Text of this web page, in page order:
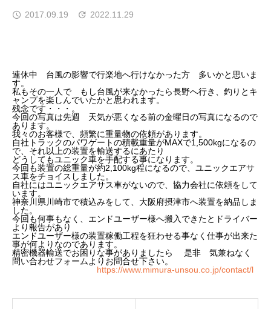
2017.09.19 2022.11.29
連休中 台風の影響で行楽地へ行けなかった方 多いかと思いま
す。
私もその一人で もし台風が来なかったら長野へ行き、釣りとキ
ャンプを楽しんでいたかと思われます。
残念です・・・。
今回の写真は先週 天気が悪くなる前の金曜日の写真になるので
あります。
我々のお客様で、頻繁に重量物の依頼があります。
自社トラックのパワゲートの積載重量がMAXで1,500kgになるの
で、それ以上の装置を輸送するにあたり
どうしてもユニック車を手配する事になります。
今回も装置の総重量が約2,100kg程になるので、ユニックエアサ
ス車をチョイスしました。
自社にはユニックエアサス車がないので、協力会社に依頼をして
います。
神奈川県川崎市で積込みをして、大阪府摂津市へ装置を納品しま
した。
今回も何事もなく、エンドユーザー様へ搬入できたとドライバー
より報告があり
エンドユーザー様の装置稼働工程を狂わせる事なく仕事が出来た
事が何よりなのであります。
精密機器輸送でお困りな事がありましたら 是非 気兼ねなく
問い合わせフォームよりお問合せ下さい。
https://www.mimura-unsou.co.jp/contact/l